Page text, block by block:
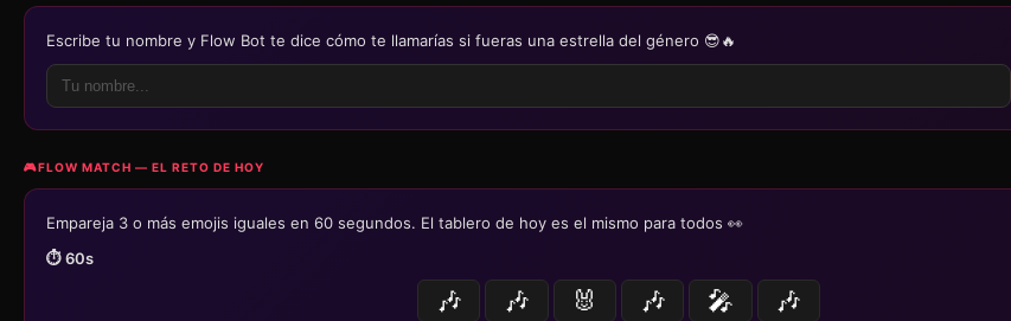
Escribe tu nombre y Flow Bot te dice cómo te llamarías si fueras una estrella del género 😎🔥
🎮FLOW MATCH — EL RETO DE HOY
Empareja 3 o más emojis iguales en 60 segundos. El tablero de hoy es el mismo para todos 👀
⏱️60s
🎶 🎶 🐰 🎶 🎤
🎶